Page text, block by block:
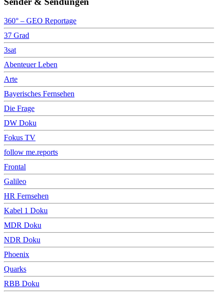
360° – GEO Reportage
37 Grad
3sat
Abenteuer Leben
Arte
Bayerisches Fernsehen
Die Frage
DW Doku
Fokus TV
follow me.reports
Frontal
Galileo
HR Fernsehen
Kabel 1 Doku
MDR Doku
NDR Doku
Phoenix
Quarks
RBB Doku